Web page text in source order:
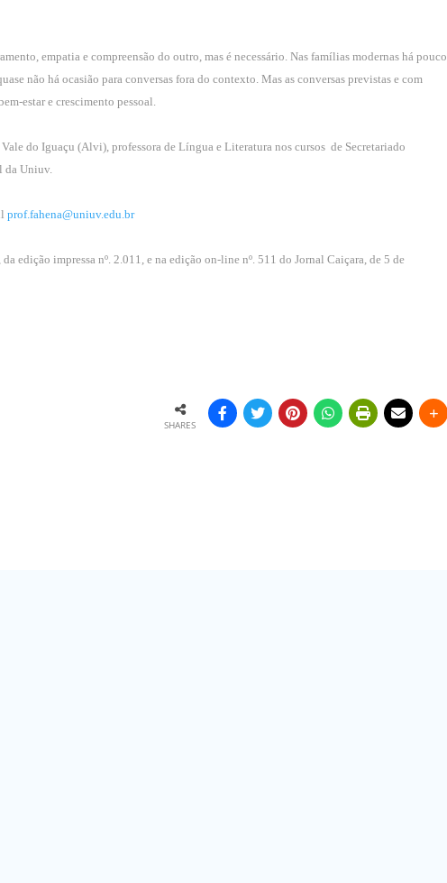
empatia e compreensão do outro, mas é necessário. Nas famílias modernas há pouco
não há ocasião para conversas fora do contexto. Mas as conversas previstas e com
estar e crescimento pessoal.
do Iguaçu (Alvi), professora de Língua e Literatura nos cursos de Secretariado
da Uniuv.
prof.fahena@uniuv.edu.br
, da edição impressa nº. 2.011, e na edição on-line nº. 511 do Jornal Caiçara, de 5 de
SHARES